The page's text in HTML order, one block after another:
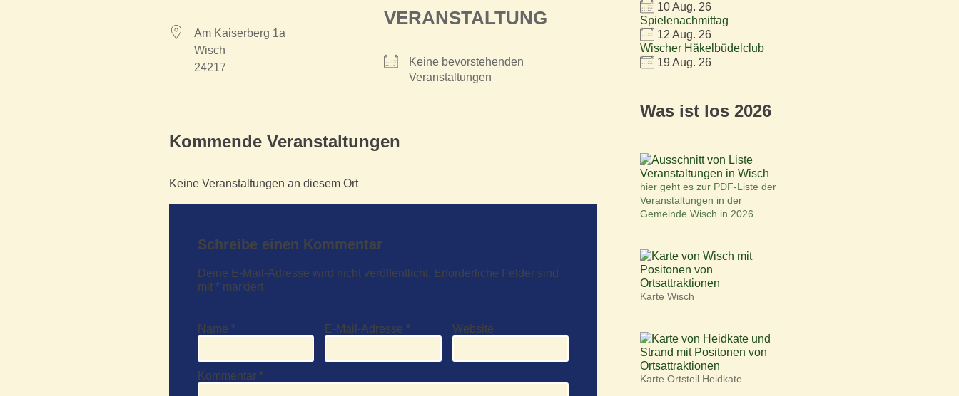
Am Kaiserberg 1a
Wisch
24217
VERANSTALTUNG
Keine bevorstehenden
Veranstaltungen
Kommende Veranstaltungen
Keine Veranstaltungen an diesem Ort
Schreibe einen Kommentar
Deine E-Mail-Adresse wird nicht veröffentlicht. Erforderliche Felder sind
mit * markiert
Name * E-Mail-Adresse * Website
Kommentar *
10 Aug. 26
Spielenachmittag
12 Aug. 26
Wischer Häkelbüdelclub
19 Aug. 26
Was ist los 2026
hier geht es zur PDF-Liste der
Veranstaltungen in der
Gemeinde Wisch in 2026
Karte Wisch
Karte Ortsteil Heidkate